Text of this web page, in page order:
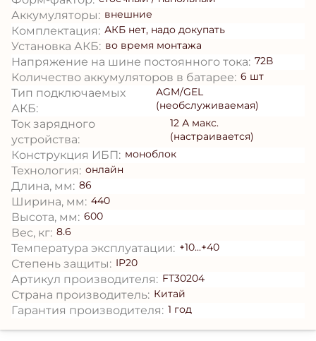
Аккумуляторы: внешние
Комплектация: АКБ нет, надо докупать
Установка АКБ: во время монтажа
Напряжение на шине постоянного тока: 72В
Количество аккумуляторов в батарее: 6 шт
Тип подключаемых
АКБ:
AGM/GEL
(необслуживаемая)
Ток зарядного
устройства:
12 А макс.
(настраивается)
Конструкция ИБП: моноблок
Технология: онлайн
Длина, мм: 86
Ширина, мм: 440
Высота, мм: 600
Вес, кг: 8.6
Температура эксплуатации: +10...+40
Степень защиты: IP20
Артикул производителя: FT30204
Страна производитель: Китай
Гарантия производителя: 1 год